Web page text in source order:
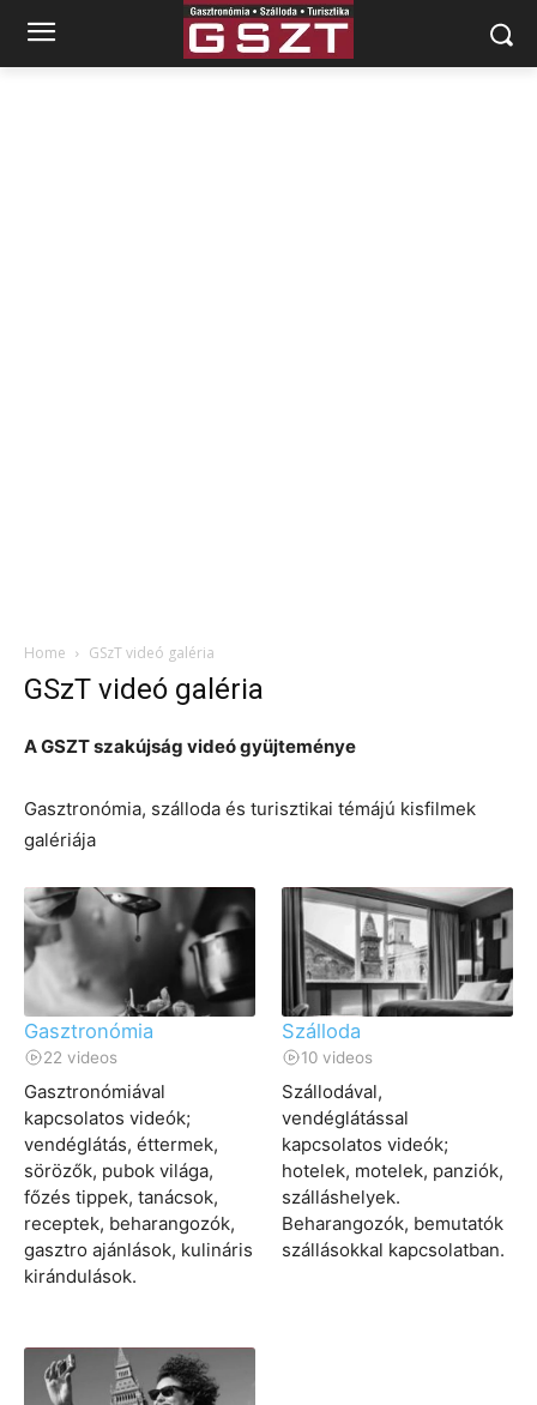
Home GSzT videó galéria
GSzT videó galéria
A GSZT szakújság videó gyüjteménye
Gasztronómia, szálloda és turisztikai témájú kisfilmek
galériája
Gasztronómia
22 videos
Gasztronómiával
kapcsolatos videók;
vendéglátás, éttermek,
sörözők, pubok világa,
főzés tippek, tanácsok,
receptek, beharangozók,
gasztro ajánlások, kulináris
kirándulások.
Szálloda
10 videos
Szállodával,
vendéglátással
kapcsolatos videók;
hotelek, motelek, panziók,
szálláshelyek.
Beharangozók, bemutatók
szállásokkal kapcsolatban.